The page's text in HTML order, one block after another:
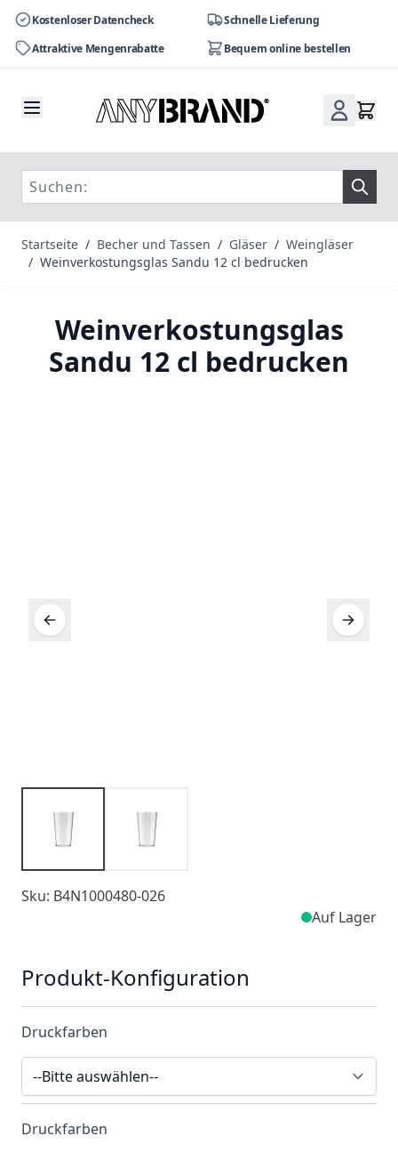
Kostenloser Datencheck
Schnelle Lieferung
Attraktive Mengenrabatte
Bequem online bestellen
Startseite / Becher und Tassen / Gläser / Weingläser
/ Weinverkostungsglas Sandu 12 cl bedrucken
Weinverkostungsglas
Sandu 12 cl bedrucken
Sku: B4N1000480-026
Auf Lager
Produkt-Konfiguration
Druckfarben
Druckfarben